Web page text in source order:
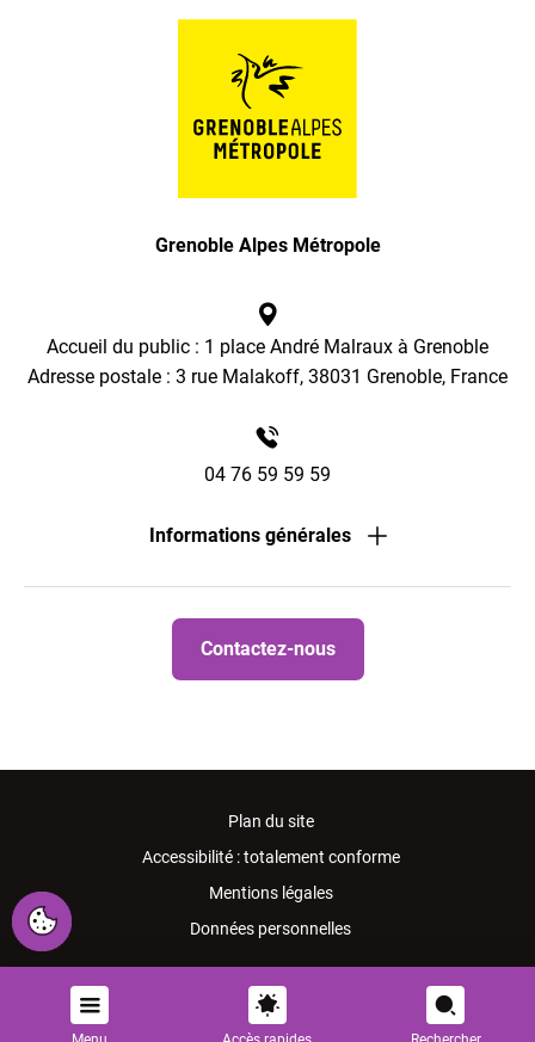
Grenoble Alpes Métropole
Accueil du public : 1 place André Malraux à Grenoble
Adresse postale : 3 rue Malakoff, 38031 Grenoble, France
04 76 59 59 59
Informations générales
Contactez-nous
Plan du site
Accessibilité : totalement conforme
Mentions légales
Données personnelles